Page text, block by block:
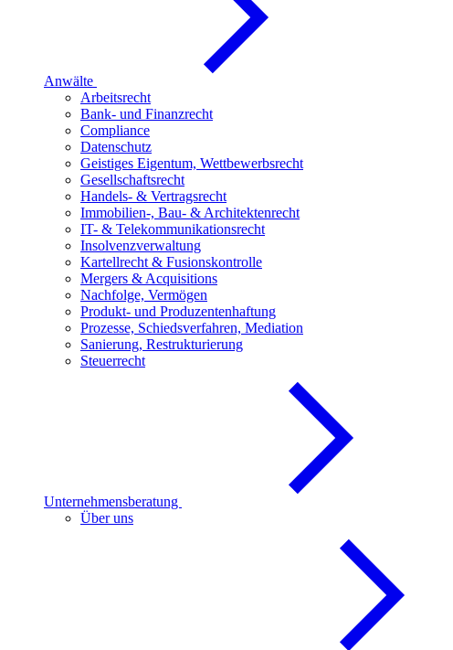
Anwälte
Arbeitsrecht
Bank- und Finanzrecht
Compliance
Datenschutz
Geistiges Eigentum, Wettbewerbsrecht
Gesellschaftsrecht
Handels- & Vertragsrecht
Immobilien-, Bau- & Architektenrecht
IT- & Telekommunikationsrecht
Insolvenzverwaltung
Kartellrecht & Fusionskontrolle
Mergers & Acquisitions
Nachfolge, Vermögen
Produkt- und Produzentenhaftung
Prozesse, Schiedsverfahren, Mediation
Sanierung, Restrukturierung
Steuerrecht
Unternehmensberatung
Über uns